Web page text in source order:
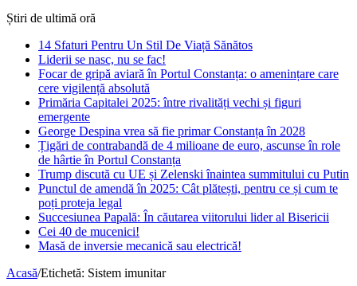
Știri de ultimă oră
14 Sfaturi Pentru Un Stil De Viață Sănătos
Liderii se nasc, nu se fac!
Focar de gripă aviară în Portul Constanța: o amenințare care
cere vigilență absolută
Primăria Capitalei 2025: între rivalități vechi și figuri
emergente
George Despina vrea să fie primar Constanța în 2028
Țigări de contrabandă de 4 milioane de euro, ascunse în role
de hârtie în Portul Constanța
Trump discută cu UE și Zelenski înaintea summitului cu Putin
Punctul de amendă în 2025: Cât plătești, pentru ce și cum te
poți proteja legal
Succesiunea Papală: În căutarea viitorului lider al Bisericii
Cei 40 de mucenici!
Masă de inversie mecanică sau electrică!
Acasă/Etichetă: Sistem imunitar